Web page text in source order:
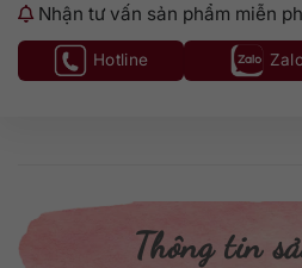
Nhận tư vấn sản phẩm miễn
Hotline
Thông tin